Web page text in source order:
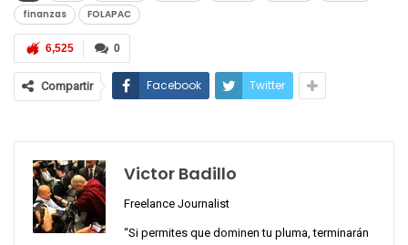
finanzas
FOLAPAC
0
6,525
Compartir Facebook Twitter
Victor Badillo
Freelance Journalist
“Si permites que dominen tu pluma, terminarán